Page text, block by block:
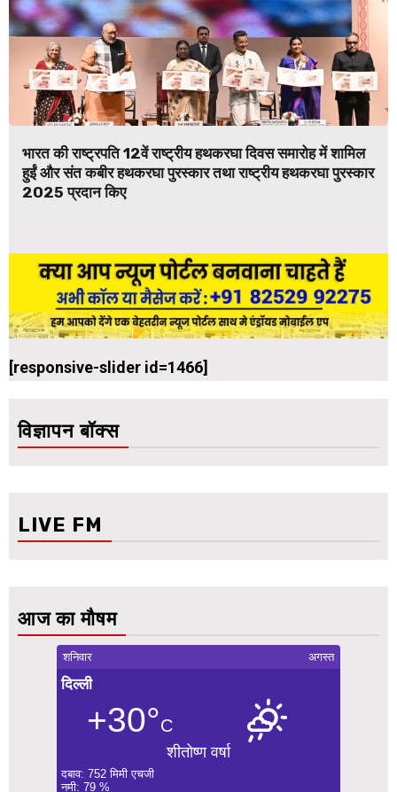
भारत की राष्ट्रपति 12वें राष्ट्रीय हथकरघा दिवस समारोह में शामिल
हुईं और संत कबीर हथकरघा पुरस्कार तथा राष्ट्रीय हथकरघा पुरस्कार
2025 प्रदान किए
[responsive-slider id=1466]
विज्ञापन बॉक्स
LIVE FM
आज का मौषम
शनिवार अगस्त
दिल्ली
+30°C
शीतोष्ण वर्षा
दबाव: 752 मिमी एचजी
नमी: 79 %